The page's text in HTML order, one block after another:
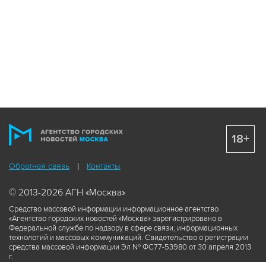
Обратная связь Контакты
© 2013-2026 АГН «Москва»
Средство массовой информации информационное агентство
«Агентство городских новостей «Москва» зарегистрировано в
Федеральной службе по надзору в сфере связи, информационных
технологий и массовых коммуникаций. Свидетельство о регистрации
средства массовой информации Эл № ФС77-53980 от 30 апреля 2013
г.
18+